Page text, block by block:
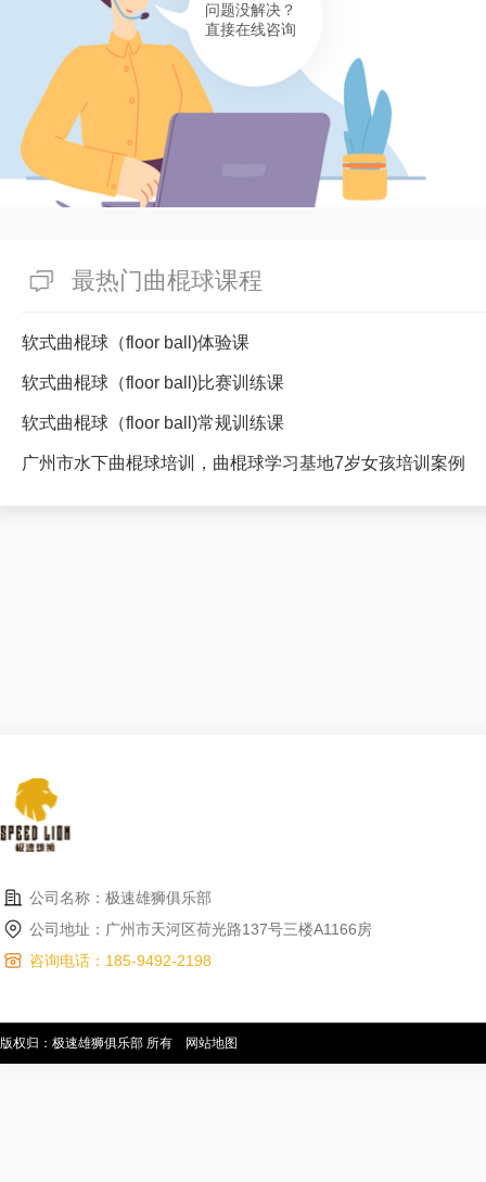
问题没解决？
直接在线咨询
最热门曲棍球课程
软式曲棍球（floor ball)体验课
软式曲棍球（floor ball)比赛训练课
软式曲棍球（floor ball)常规训练课
广州市水下曲棍球培训，曲棍球学习基地7岁女孩培训案例
公司名称：极速雄狮俱乐部
公司地址：广州市天河区荷光路137号三楼A1166房
咨询电话：185-9492-2198
版权归：极速雄狮俱乐部 所有 网站地图